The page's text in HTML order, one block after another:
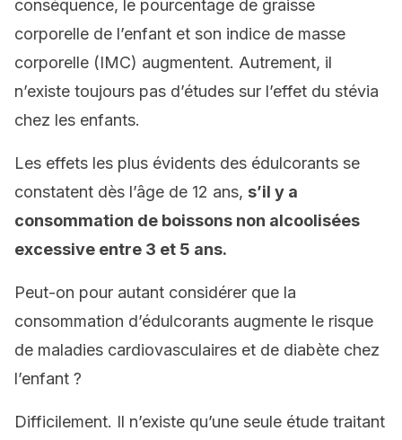
conséquence, le pourcentage de graisse
corporelle de l’enfant et son indice de masse
corporelle (IMC) augmentent. Autrement, il
n’existe toujours pas d’études sur l’effet du stévia
chez les enfants.
Les effets les plus évidents des édulcorants se
constatent dès l’âge de 12 ans, s’il y a
consommation de boissons non alcoolisées
excessive entre 3 et 5 ans.
Peut-on pour autant considérer que la
consommation d’édulcorants augmente le risque
de maladies cardiovasculaires et de diabète chez
l’enfant ?
Difficilement. Il n’existe qu’une seule étude traitant